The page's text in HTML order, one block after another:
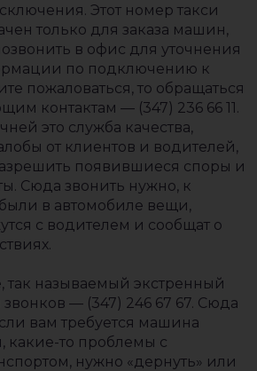
Этот номер такси
только для заказа машин,
в офис для уточнения
по подключению к
пожаловаться, то обращаться
контактам — (347) 236 66 11.
это служба качества,
от клиентов и водителей,
появившиеся споры и
Сюда звонить нужно, к
в автомобиле вещи,
с водителем и сообщат о
так называемый экстренный
— (347) 246 67 67. Сюда
вам требуется машина
какие-то проблемы с
нужно «дернуть» или